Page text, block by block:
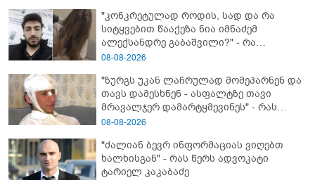
"კონკრეტულად როდის, სად და რა
სიტყვებით წააქეზა ნია იმნაძემ
ალექსანდრე გაბაშვილი?" - რა
მიმართვას ავრცელებს ნია იმნაძის
08-08-2026
"ზურგს უკან ლაჩრულად მომეპარნენ და
თავს დამესხნენ - ასფალტზე თავი
მრავალჯერ დამარტყმევინეს" - რას
ჰყვება კურიერი, რომელსაც
გაუსწორდნენ?
08-08-2026
"ძალიან ბევრ ინფორმაციას ვიღებთ
ხალხისგან" - რას წერს ადვოკატი
ტარიელ კაკაბაძე